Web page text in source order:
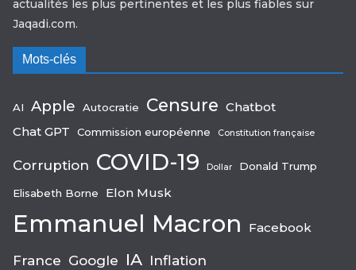
actualités les plus pertinentes et les plus fiables sur
Jaqadi.com.
Mots-clés
AI Apple Autocratie Censure Chatbot
Chat GPT
Commission européenne Constitution française
Corruption COVID-19 Dollar Donald Trump
Elisabeth Borne Elon Musk
Emmanuel Macron Facebook
France Google IA Inflation